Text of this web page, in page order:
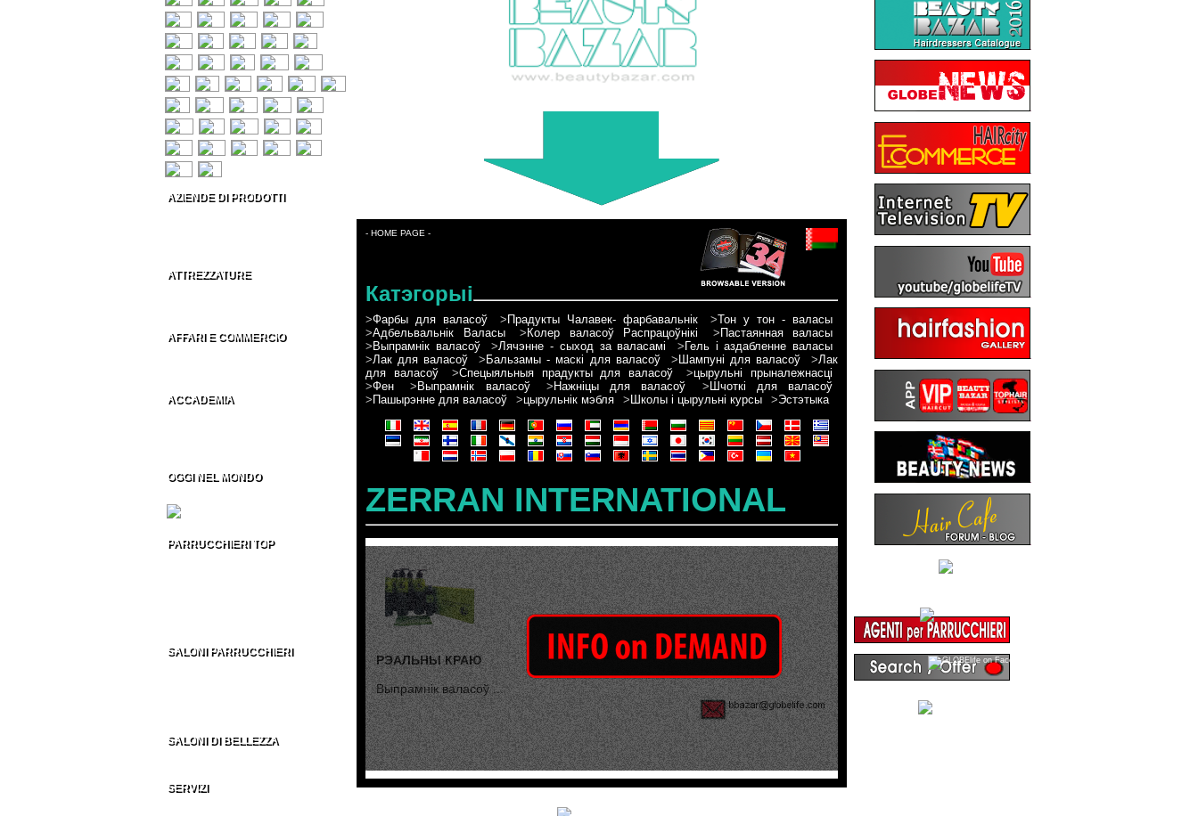
AZIENDE DI PRODOTTI
ATTREZZATURE
AFFARI E COMMERCIO
ACCADEMIA
OGGI NEL MONDO
PARRUCCHIERI TOP
SALONI PARRUCCHIERI
SALONI DI BELLEZZA
SERVIZI
- HOME PAGE -
Катэгорыі
>Фарбы для валасоў > Прадукты Чалавек- фарбавальнік >Тон у тон - валасы
>Адбельвальнік Валасы > Колер валасоў Распрацоўнікі > Пастаянная валасы
> Выпрамнік валасоў >Лячэнне - сыход за валасамі > Гель і аздабленне валасы
>Лак для валасоў > Бальзамы - маскі для валасоў > Шампуні для валасоў >Лак
для валасоў
>Спецыяльныя прадукты для валасоў >цырульні прыналежнасці
>Фен > Выпрамнік валасоў > Нажніцы для валасоў > Шчоткі для валасоў
> Пашырэнне для валасоў >цырульнік мэбля > Школы і цырульні курсы >Эстэтыка
ZERRAN INTERNATIONAL
РЭАЛЬНЫ КРАЮ
Выпрамнік валасоў ...